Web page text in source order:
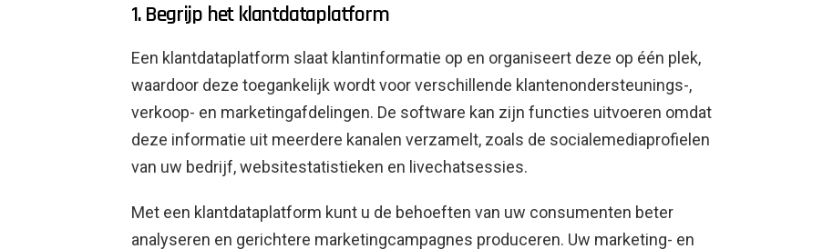
1. Begrijp het klantdataplatform
Een klantdataplatform slaat klantinformatie op en organiseert deze op één plek,
waardoor deze toegankelijk wordt voor verschillende klantenondersteunings-,
verkoop- en marketingafdelingen. De software kan zijn functies uitvoeren omdat
deze informatie uit meerdere kanalen verzamelt, zoals de socialemediaprofielen
van uw bedrijf, websitestatistieken en livechatsessies.
Met een klantdataplatform kunt u de behoeften van uw consumenten beter
analyseren en gerichtere marketingcampagnes produceren. Uw marketing- en